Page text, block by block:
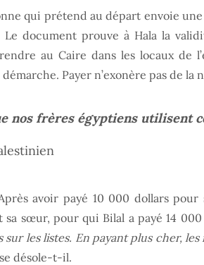
qui prétend au départ envoie
Le document prouve à Hala la
au Caire dans les locaux de
Payer n’exonère pas de la
nos frères égyptiens utilisent
avoir payé 10 000 dollars
sa sœur, pour qui Bilal a payé 14
sur les listes. En payant plus cher,
désole-t-il.